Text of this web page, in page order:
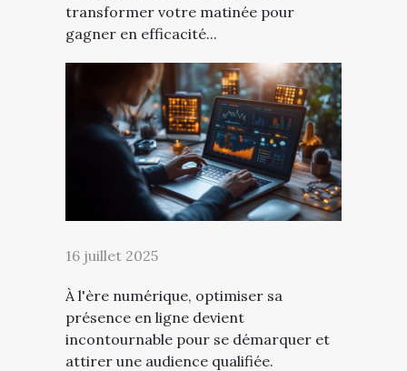
transformer votre matinée pour
gagner en efficacité...
16 juillet 2025
À l'ère numérique, optimiser sa
présence en ligne devient
incontournable pour se démarquer et
attirer une audience qualifiée.